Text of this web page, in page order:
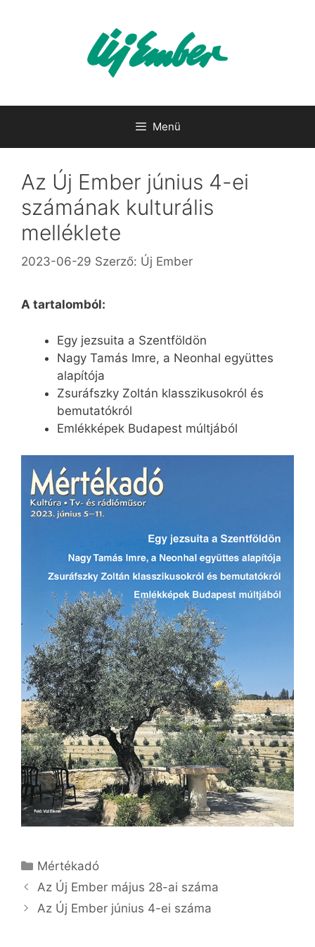
Menü
Az Új Ember június 4-ei
számának kulturális
melléklete
2023-06-29 Szerző: Új Ember
A tartalomból:
Egy jezsuita a Szentföldön
Nagy Tamás Imre, a Neonhal együttes
alapítója
Zsuráfszky Zoltán klasszikusokról és
bemutatókról
Emlékképek Budapest múltjából
Kategória
Mértékadó
Az Új Ember május 28-ai száma
Az Új Ember június 4-ei száma